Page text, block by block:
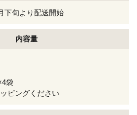
下旬より配送開始
内容量
袋
ピングください